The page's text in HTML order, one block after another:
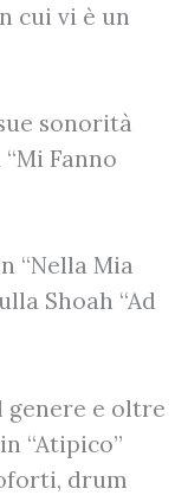
cui vi è un
sonorità
Fanno
“Nella Mia
Shoah “Ad
e oltre
“Atipico”
drum